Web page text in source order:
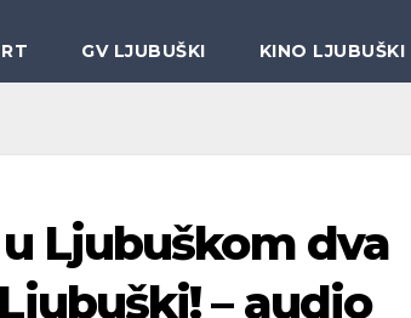
GV LJUBUŠKI KINO LJUBUŠKI
Ljubuškom dva
– audio